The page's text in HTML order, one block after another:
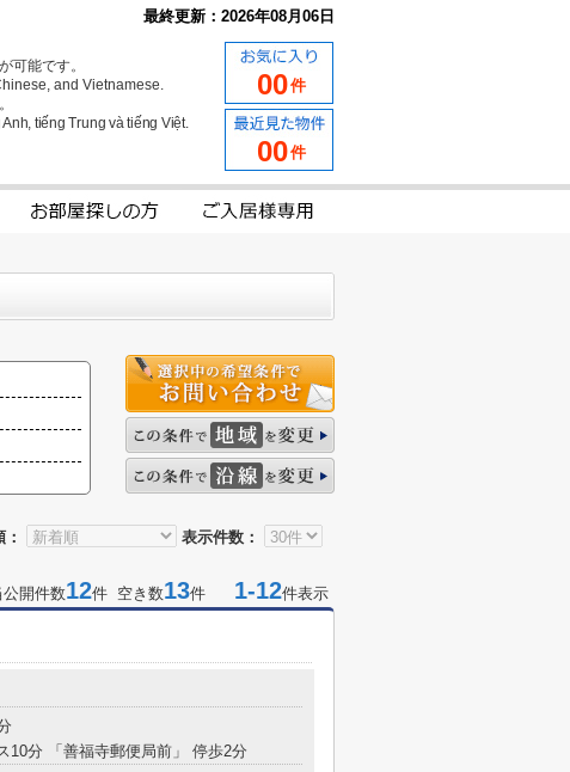
最終更新：2026年08月06日
可能です。
and Vietnamese.
tiếng Trung và tiếng Việt.
00件
00件
表示件数：
公開件数12件 空き数13件 1-12件表示
10分 「善福寺郵便局前」 停歩2分